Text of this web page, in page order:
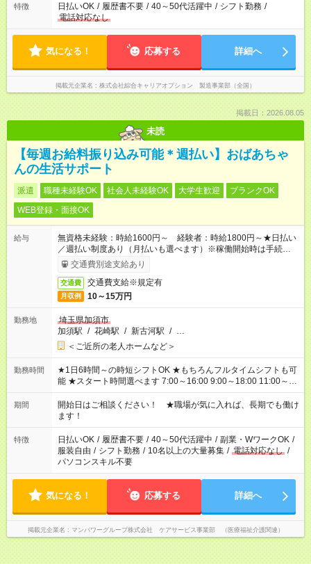
特徴 日払いOK / 履歴書不要 / 40～50代活躍中 / シフト勤務 /
電話対応なし
気になる！ 応募する 詳細へ
掲載元企業名 株式会社綜合キャリアオプション 製造事業部（全国）
掲載日：2026.08.05
未読
【毎週お給料振り込み可能＊週払い】おばあちゃ
んの生活サポート
派遣 職種未経験OK 社会人未経験OK 大学生歓迎
ブランクOK
WEB登録・面接OK
給与
無資格未経験：時給1600円～ 経験者：時給1800円～★日払い
／週払い制度あり（月払いも選べます）※稼働開始時は手続き完
了次第のお支払いとなります。
交通費別途支給あり
交通費 交通費支給※規定有
月収例 10～15万円
勤務地
埼玉県加須市
加須駅 / 花崎駅 / 新古河駅 / …
＜ご近所の老人ホームなど＞
勤務時間
★1日6時間～の時短シフトOK ★もちろんフルタイムシフトも可
能 ★スタート時間選べます 7:00～16:00 9:00～18:00 11:00～
20:00 など 残業なし！ ※Wワークの場合、他のお仕事と合わせ
週40時間超の就業はご案内できません ※法令に基づき、週20時
間以上勤務は社会保険への加入対象となります ※労働者派遣法
（日雇い派遣の原則禁止）により、短時間・短期間の就業はご
案内が難しい場合があります
期間
開始日はご相談ください！ ★職場が気に入れば、長期でも働け
ます！
特徴 日払いOK / 履歴書不要 / 40～50代活躍中 / 副業・WワークOK /
服装自由 / シフト勤務 / 10名以上の大量募集 / 電話対応なし /
パソコンスキル不要
気になる！ 応募する 詳細へ
掲載元企業名 マンパワーグループ株式会社 ケアサービス事業部 （医療福祉介護関連）